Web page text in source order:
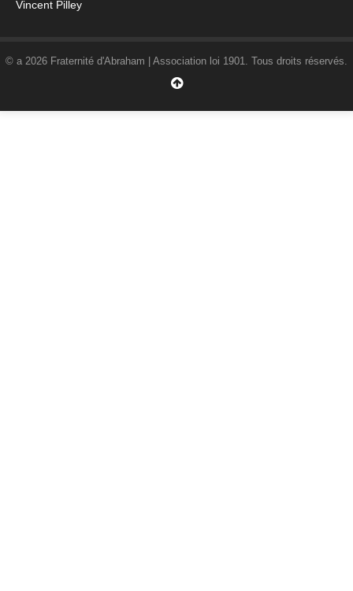
Vincent Pilley
© a 2026 Fraternité d'Abraham | Association loi 1901. Tous droits réservés.